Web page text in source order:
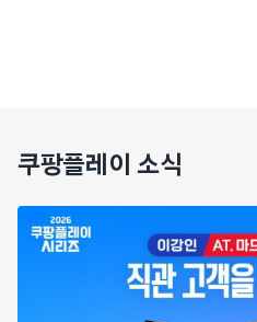
쿠팡플레이 소식